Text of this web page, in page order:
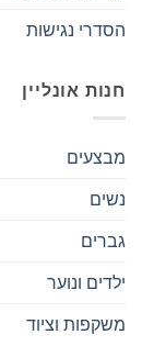
הסדרי נגישות
חנות אונליין
מבצעים
נשים
גברים
ילדים ונוער
משקפות וציוד